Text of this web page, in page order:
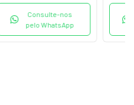
Consulte-nos
pelo WhatsApp